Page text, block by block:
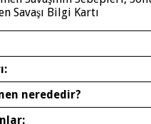
Savaşı Bilgi Kartı
nerededir?